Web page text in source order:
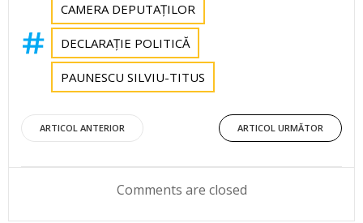
CAMERA DEPUTAȚILOR
DECLARAȚIE POLITICĂ
PAUNESCU SILVIU-TITUS
Post
navigation
ARTICOL ANTERIOR
Post
navigation
ARTICOL URMĂTOR
Comments are closed